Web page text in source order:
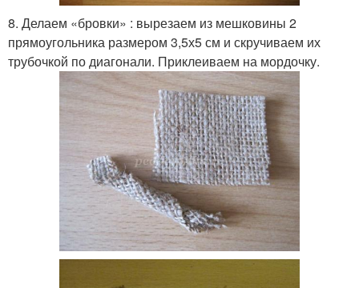
8. Делаем «бровки» : вырезаем из мешковины 2
прямоугольника размером 3,5х5 см и скручиваем их
трубочкой по диагонали. Приклеиваем на мордочку.